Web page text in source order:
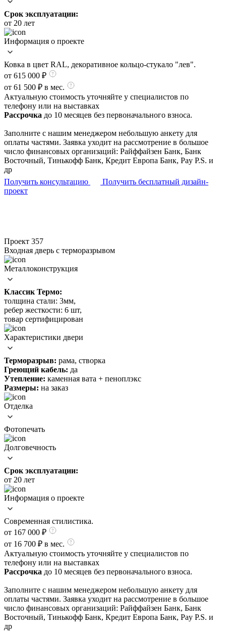
Срок эксплуатации:
от 20 лет
Информация о проекте
Ковка в цвет RAL, декоративное кольцо-стукало "лев".
от 615 000 ₽
от 61 500 ₽ в мес.
Актуальную стоимость уточняйте у специалистов по
телефону или на выставках
Рассрочка до 10 месяцев без первоначального взноса.
Заполните с нашим менеджером небольшую анкету для
оплаты частями. Заявка уходит на рассмотрение в большое
число финансовых организаций: Райффайзен Банк, Банк
Восточный, Тинькофф Банк, Кредит Европа Банк, Pay P.S. и
др
Получить консультацию
Получить бесплатный дизайн-
проект
Проект 357
Входная дверь c терморазрывом
Металлоконструкция
Классик Термо:
толщина стали: 3мм,
ребер жесткости: 6 шт,
товар сертифицирован
Характеристики двери
Терморазрыв: рама, створка
Греющий кабель: да
Утепление: каменная вата + пеноплэкс
Размеры: на заказ
Отделка
Фотопечать
Долговечность
Срок эксплуатации:
от 20 лет
Информация о проекте
Современная стилистика.
от 167 000 ₽
от 16 700 ₽ в мес.
Актуальную стоимость уточняйте у специалистов по
телефону или на выставках
Рассрочка до 10 месяцев без первоначального взноса.
Заполните с нашим менеджером небольшую анкету для
оплаты частями. Заявка уходит на рассмотрение в большое
число финансовых организаций: Райффайзен Банк, Банк
Восточный, Тинькофф Банк, Кредит Европа Банк, Pay P.S. и
др